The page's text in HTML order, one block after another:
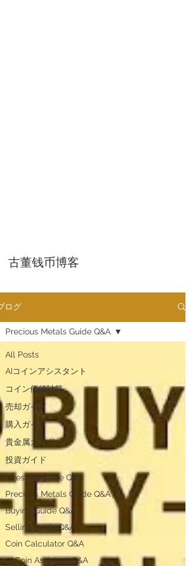
古董钱币博客
ログ
All Posts
AIコインアシスタント
​コイン価値計算
売却ガイド
購入ガイド
貴金属ガイド
投資ガイド
Investing guide Q&A
Precious Metals Guide Q&A
Buying Guide Q&A
Selling guide Q&A
Coin Calculator Q&A
AI Coin Assistant Q&A
Precious Metals Guide Q&A